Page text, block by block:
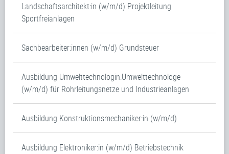
Landschaftsarchitekt:in (w/m/d) Projektleitung
Sportfreianlagen
Sachbearbeiter:innen (w/m/d) Grundsteuer
Ausbildung Umwelttechnologin:Umwelttechnologe
(w/m/d) für Rohrleitungsnetze und Industrieanlagen
Ausbildung Konstruktionsmechaniker:in (w/m/d)
Ausbildung Elektroniker:in (w/m/d) Betriebstechnik